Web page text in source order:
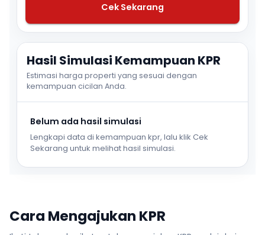
Cek Sekarang
Hasil Simulasi Kemampuan KPR
Estimasi harga properti yang sesuai dengan
kemampuan cicilan Anda.
Belum ada hasil simulasi
Lengkapi data di kemampuan kpr, lalu klik Cek
Sekarang untuk melihat hasil simulasi.
Cara Mengajukan KPR